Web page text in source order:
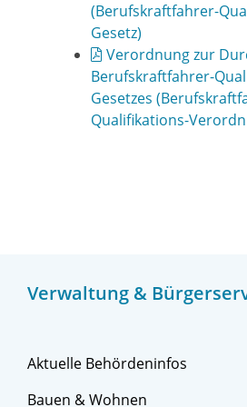
Verwaltung &
Aktuelle Behördeninfos
Bauen & Wohnen
(Berufskraftfahrer-
Gesetz)
Verordnung zur
Berufskraftfahrer-
Gesetzes
Qualifikations-